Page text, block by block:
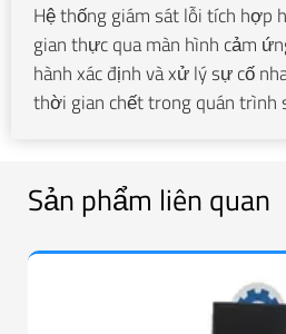
Hệ thống giám sát lỗi tích hợp
gian thực qua màn hình cảm
hành xác định và xử lý sự cố
thời gian chết trong quán trình
Sản phẩm liên quan